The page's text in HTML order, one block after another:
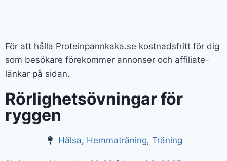
För att hålla Proteinpannkaka.se kostnadsfritt för dig
som besökare förekommer annonser och affiliate-
länkar på sidan.
Rörlighetsövningar för
ryggen
Hälsa, Hemmaträning, Träning